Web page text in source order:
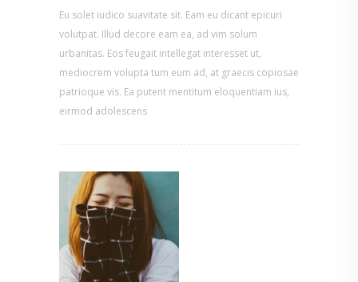
Eu solet iudico suavitate sit. Eam eu dicant epicuri
volutpat. Illud decore eam ea, ad vim solum
urbanitas. Eos feugait intellegat interesset ut,
mediocrem volupta tum eum ad, at graecis copiosae
patrioque vis. Ea putent mentitum eloquentiam ius,
eirmod adolescens